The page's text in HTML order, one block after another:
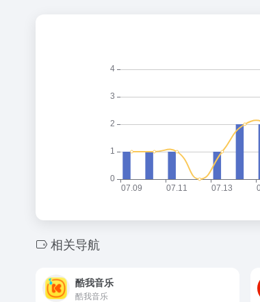
相关导航
酷我音乐
酷我音乐